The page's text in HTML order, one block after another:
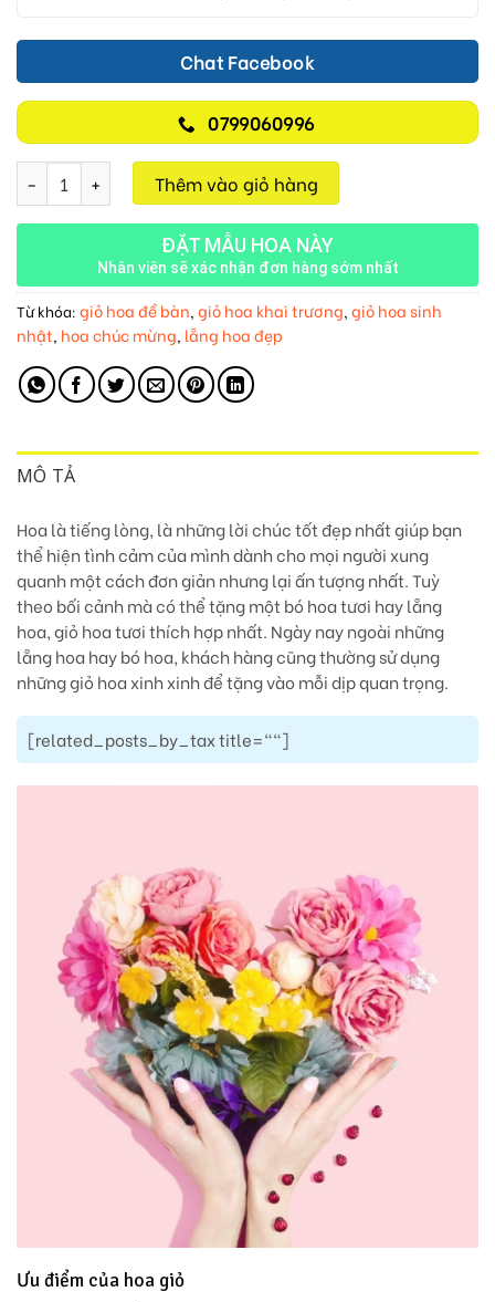
Chat Facebook
0799060996
Lẵng Hoa Chúc Mừng M315 số lượng
Thêm vào giỏ hàng
ĐẶT MẪU HOA NÀY
Nhân viên sẽ xác nhận đơn hàng sớm nhất
Từ khóa: giỏ hoa để bàn, giỏ hoa khai trương, giỏ hoa sinh
nhật, hoa chúc mừng, lẵng hoa đẹp
MÔ TẢ
Hoa là tiếng lòng, là những lời chúc tốt đẹp nhất giúp bạn
thể hiện tình cảm của mình dành cho mọi người xung
quanh một cách đơn giản nhưng lại ấn tượng nhất. Tuỳ
theo bối cảnh mà có thể tặng một bó hoa tươi hay lẵng
hoa, giỏ hoa tươi thích hợp nhất. Ngày nay ngoài những
lẵng hoa hay bó hoa, khách hàng cũng thường sử dụng
những giỏ hoa xinh xinh để tặng vào mỗi dịp quan trọng.
[related_posts_by_tax title=""]
Ưu điểm của hoa giỏ